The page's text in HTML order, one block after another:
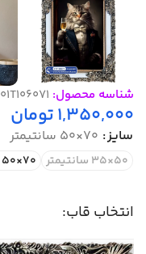
شناسه محصول: 01T106071
1,350,000تومان
سایز 70×50 سانتیمتر
50×35 سانتیمتر 70×50 سانتیمتر
انتخاب قاب: